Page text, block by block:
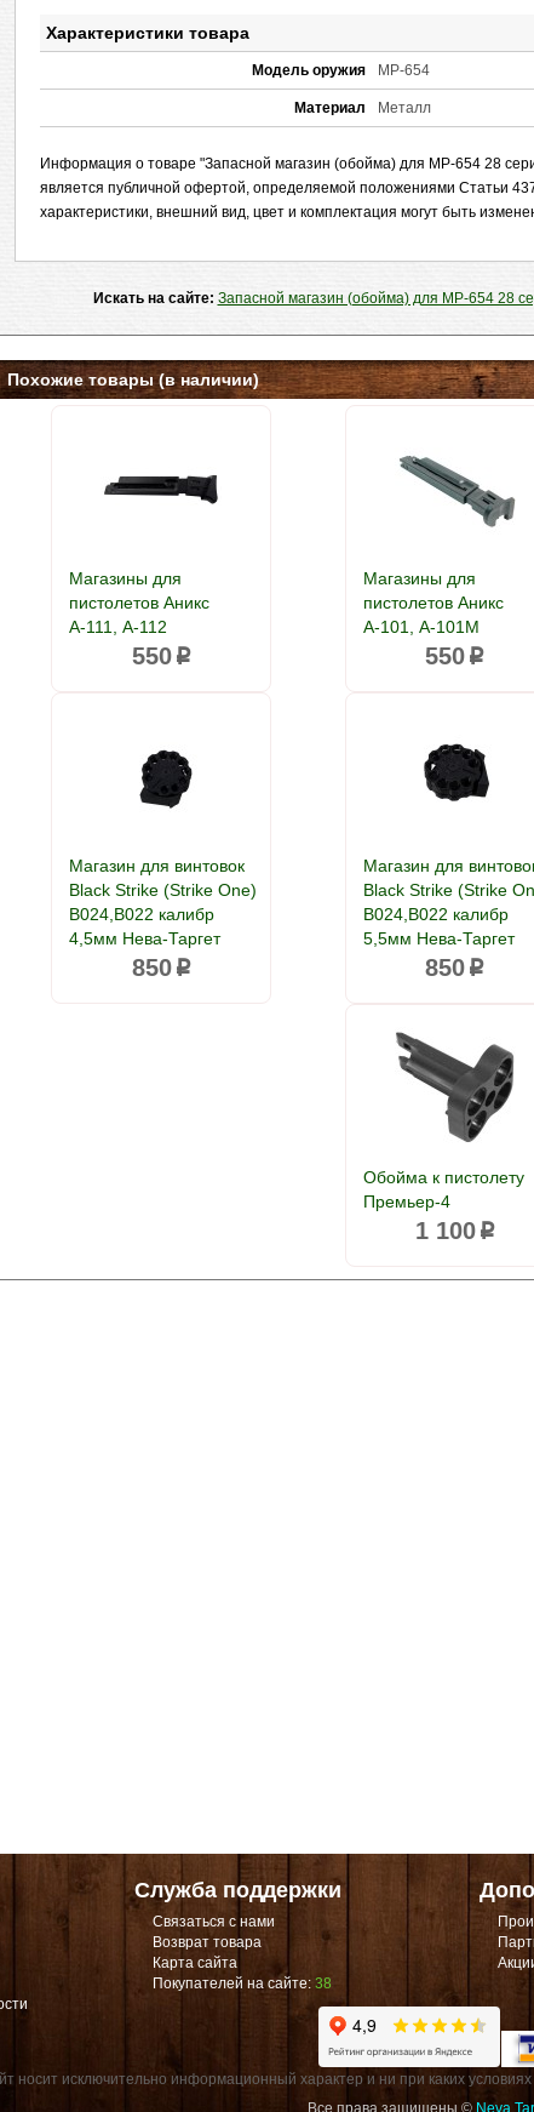
Характеристики товара
Модель оружия МР-654
Материал Металл
Информация о товаре "Запасной магазин (обойма) для МР-654 28
является публичной офертой, определяемой положениями Статьи
характеристики, внешний вид, цвет и комплектация могут быть
Искать на сайте: Запасной магазин (обойма) для МР-654 28
Похожие товары (в наличии)
Магазины для
пистолетов Аникс
А-111, А-112
550p
Магазины для
пистолетов Аникс
А-101, А-101М
550 p
Магазин для винтовок
Black Strike (Strike One)
B024,B022 калибр
4,5мм Нева-Таргет
850p
Магазин для
Black Strike (Strike
B024,B022 калибр
5,5мм Нева-Таргет
850 p
Обойма к пистолету
Премьер-4
1 100 p
Служба поддержки
Связаться с нами
Возврат товара
Карта сайта
Покупателей на сайте: 38
носит исключительно информационный характер и ни при каких
Все права защищены © Neva